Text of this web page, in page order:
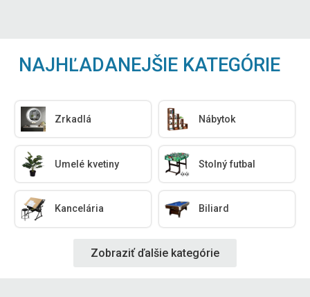
NAJHĽADANEJŠIE KATEGÓRIE
Zrkadlá Nábytok
Umelé kvetiny Stolný futbal
Kancelária Biliard
Zobraziť ďalšie kategórie